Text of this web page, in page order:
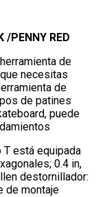
/PENNY RED
de
necesitas
de
de patines
puede
T está equipada
0.4 in,
destornillador:
de montaje